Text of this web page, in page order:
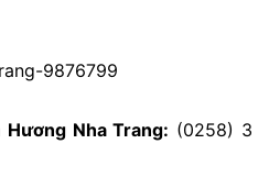
Nha Trang: (0258) 3